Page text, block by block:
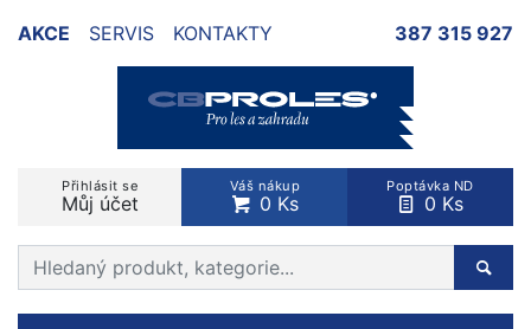
AKCE SERVIS KONTAKTY 387 315 927
Přihlásit se
Můj účet
Váš nákup
0 Ks
Poptávka ND
0 Ks
Prohledat web